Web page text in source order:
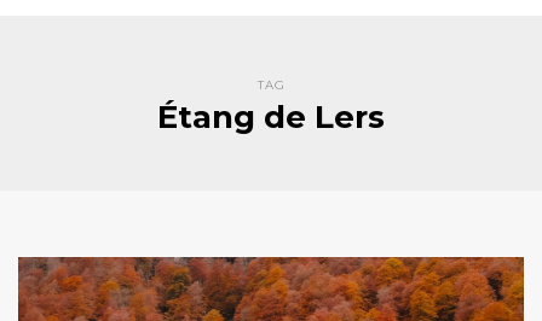
TAG
Étang de Lers